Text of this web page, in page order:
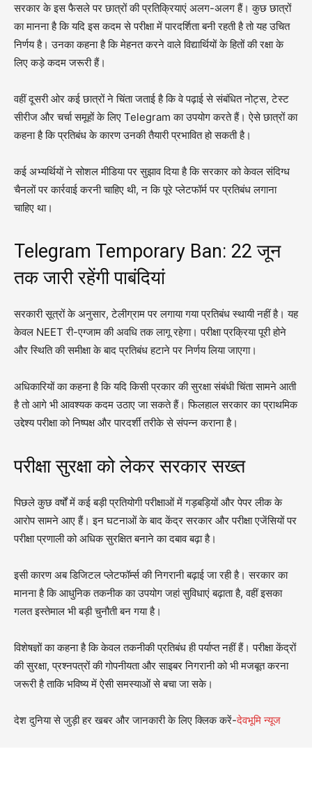
सरकार के इस फैसले पर छात्रों की प्रतिक्रियाएं अलग-अलग हैं। कुछ छात्रों
का मानना है कि यदि इस कदम से परीक्षा में पारदर्शिता बनी रहती है तो यह उचित
निर्णय है। उनका कहना है कि मेहनत करने वाले विद्यार्थियों के हितों की रक्षा के
लिए कड़े कदम जरूरी हैं।
वहीं दूसरी ओर कई छात्रों ने चिंता जताई है कि वे पढ़ाई से संबंधित नोट्स, टेस्ट
सीरीज और चर्चा समूहों के लिए Telegram का उपयोग करते हैं। ऐसे छात्रों का
कहना है कि प्रतिबंध के कारण उनकी तैयारी प्रभावित हो सकती है।
कई अभ्यर्थियों ने सोशल मीडिया पर सुझाव दिया है कि सरकार को केवल संदिग्ध
चैनलों पर कार्रवाई करनी चाहिए थी, न कि पूरे प्लेटफॉर्म पर प्रतिबंध लगाना
चाहिए था।
Telegram Temporary Ban: 22 जून
तक जारी रहेंगी पाबंदियां
सरकारी सूत्रों के अनुसार, टेलीग्राम पर लगाया गया प्रतिबंध स्थायी नहीं है। यह
केवल NEET री-एग्जाम की अवधि तक लागू रहेगा। परीक्षा प्रक्रिया पूरी होने
और स्थिति की समीक्षा के बाद प्रतिबंध हटाने पर निर्णय लिया जाएगा।
अधिकारियों का कहना है कि यदि किसी प्रकार की सुरक्षा संबंधी चिंता सामने आती
है तो आगे भी आवश्यक कदम उठाए जा सकते हैं। फिलहाल सरकार का प्राथमिक
उद्देश्य परीक्षा को निष्पक्ष और पारदर्शी तरीके से संपन्न कराना है।
परीक्षा सुरक्षा को लेकर सरकार सख्त
पिछले कुछ वर्षों में कई बड़ी प्रतियोगी परीक्षाओं में गड़बड़ियों और पेपर लीक के
आरोप सामने आए हैं। इन घटनाओं के बाद केंद्र सरकार और परीक्षा एजेंसियों पर
परीक्षा प्रणाली को अधिक सुरक्षित बनाने का दबाव बढ़ा है।
इसी कारण अब डिजिटल प्लेटफॉर्म्स की निगरानी बढ़ाई जा रही है। सरकार का
मानना है कि आधुनिक तकनीक का उपयोग जहां सुविधाएं बढ़ाता है, वहीं इसका
गलत इस्तेमाल भी बड़ी चुनौती बन गया है।
विशेषज्ञों का कहना है कि केवल तकनीकी प्रतिबंध ही पर्याप्त नहीं हैं। परीक्षा केंद्रों
की सुरक्षा, प्रश्नपत्रों की गोपनीयता और साइबर निगरानी को भी मजबूत करना
जरूरी है ताकि भविष्य में ऐसी समस्याओं से बचा जा सके।
देश दुनिया से जुड़ी हर खबर और जानकारी के लिए क्लिक करें-देवभूमि न्यूज